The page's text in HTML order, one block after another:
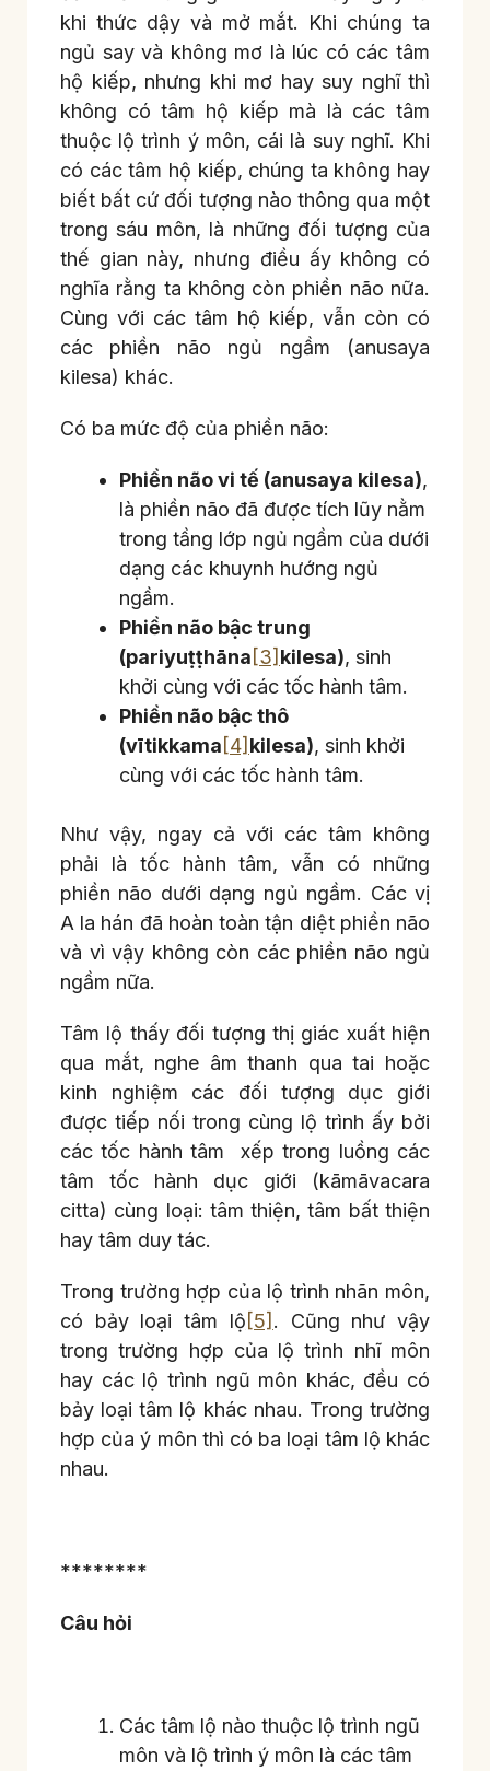
khi thức dậy và mở mắt. Khi chúng ta
ngủ say và không mơ là lúc có các tâm
hộ kiếp, nhưng khi mơ hay suy nghĩ thì
không có tâm hộ kiếp mà là các tâm
thuộc lộ trình ý môn, cái là suy nghĩ. Khi
có các tâm hộ kiếp, chúng ta không hay
biết bất cứ đối tượng nào thông qua một
trong sáu môn, là những đối tượng của
thế gian này, nhưng điều ấy không có
nghĩa rằng ta không còn phiền não nữa.
Cùng với các tâm hộ kiếp, vẫn còn có
các phiền não ngủ ngầm (anusaya
kilesa) khác.
Có ba mức độ của phiền não:
Phiền não vi tế (anusaya kilesa),
là phiền não đã được tích lũy nằm
trong tầng lớp ngủ ngầm của dưới
dạng các khuynh hướng ngủ
ngầm.
Phiền não bậc trung
(pariyuṭṭhāna[3] kilesa), sinh
khởi cùng với các tốc hành tâm.
Phiền não bậc thô
(vītikkama[4] kilesa), sinh khởi
cùng với các tốc hành tâm.
Như vậy, ngay cả với các tâm không
phải là tốc hành tâm, vẫn có những
phiền não dưới dạng ngủ ngầm. Các vị
A la hán đã hoàn toàn tận diệt phiền não
và vì vậy không còn các phiền não ngủ
ngầm nữa.
Tâm lộ thấy đối tượng thị giác xuất hiện
qua mắt, nghe âm thanh qua tai hoặc
kinh nghiệm các đối tượng dục giới
được tiếp nối trong cùng lộ trình ấy bởi
các tốc hành tâm xếp trong luồng các
tâm tốc hành dục giới (kāmāvacara
citta) cùng loại: tâm thiện, tâm bất thiện
hay tâm duy tác.
Trong trường hợp của lộ trình nhãn môn,
có bảy loại tâm lộ[5] . Cũng như vậy
trong trường hợp của lộ trình nhĩ môn
hay các lộ trình ngũ môn khác, đều có
bảy loại tâm lộ khác nhau. Trong trường
hợp của ý môn thì có ba loại tâm lộ khác
nhau.
********
Câu hỏi
Các tâm lộ nào thuộc lộ trình ngũ
môn và lộ trình ý môn là các tâm